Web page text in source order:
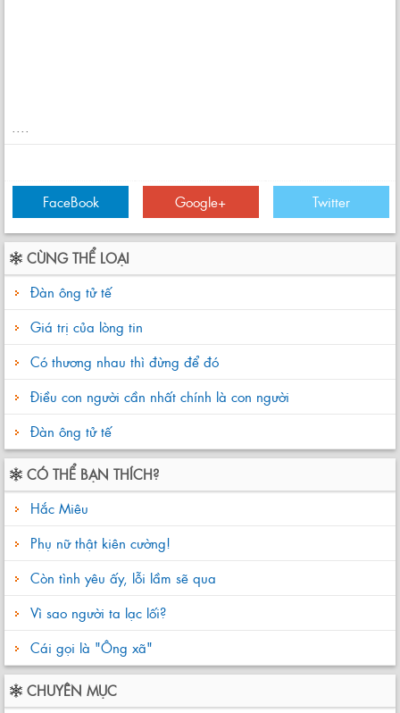
....
FaceBook Google+ Twitter
CÙNG THỂ LOẠI
Đàn ông tử tế
Giá trị của lòng tin
Có thương nhau thì đừng để đó
Điều con người cần nhất chính là con người
Đàn ông tử tế
CÓ THỂ BẠN THÍCH?
Hắc Miêu
Phụ nữ thật kiên cường!
Còn tình yêu ấy, lỗi lầm sẽ qua
Vì sao người ta lạc lối?
Cái gọi là "Ông xã"
CHUYÊN MỤC